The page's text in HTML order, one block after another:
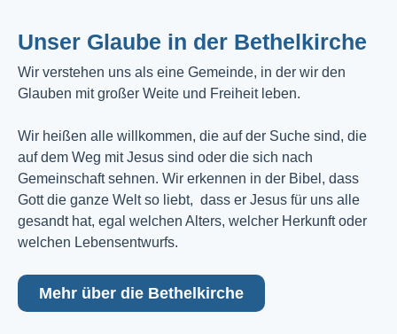
Unser Glaube in der Bethelkirche
Wir verstehen uns als eine Gemeinde, in der wir den
Glauben mit großer Weite und Freiheit leben.
Wir heißen alle willkommen, die auf der Suche sind, die
auf dem Weg mit Jesus sind oder die sich nach
Gemeinschaft sehnen. Wir erkennen in der Bibel, dass
Gott die ganze Welt so liebt, dass er Jesus für uns alle
gesandt hat, egal welchen Alters, welcher Herkunft oder
welchen Lebensentwurfs.
Mehr über die Bethelkirche